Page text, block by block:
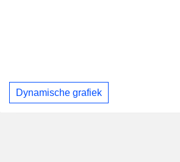
Dynamische grafiek